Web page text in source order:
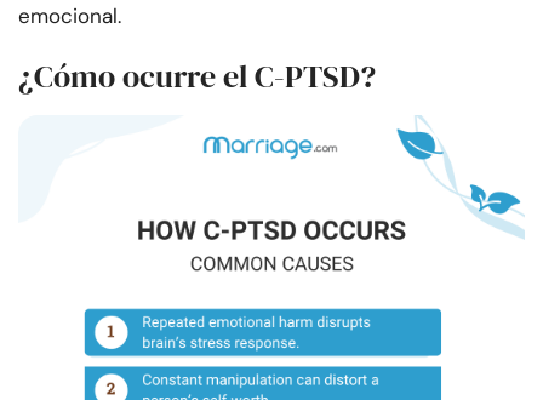
emocional.
¿Cómo ocurre el C-PTSD?